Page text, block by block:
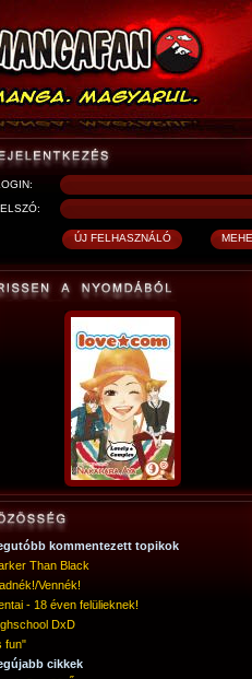
kommentezett topikok
Than Black
Vennék!
- 18 éven felülieknek!
DxD
fun"
cikkek